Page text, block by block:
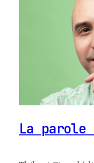
La parole